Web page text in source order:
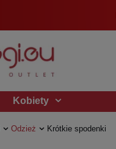
Kobiety
Odzież Krótkie spodenki